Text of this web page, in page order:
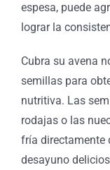
espesa, puede
lograr la
Cubra su avena
semillas para
nutritiva. Las
rodajas o las
fría directamente
desayuno